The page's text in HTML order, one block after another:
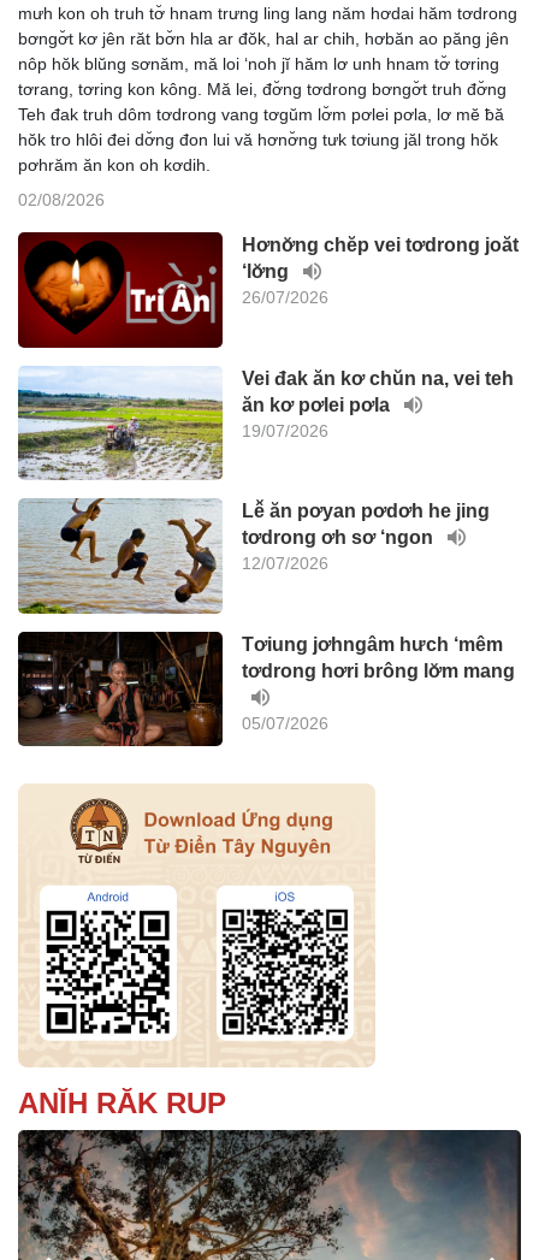
mưh kon oh truh tơ̆ hnam trưng ling lang năm hơdai hăm tơdrong
bơngơ̆t kơ jên răt bơ̆n hla ar đŏk, hal ar chih, hơbăn ao păng jên
nôp hŏk blŭng sơnăm, mă loi ‘noh jĭ hăm lơ unh hnam tơ̆ tơring
tơrang, tơring kon kông. Mă lei, đơ̆ng tơdrong bơngơ̆t truh đơ̆ng
Teh đak truh dôm tơdrong vang tơgŭm lơ̆m pơlei pơla, lơ mĕ ƀă
hŏk tro hlôi đei dơ̆ng đon lui vă hơnơ̆ng tưk tơiung jăl trong hŏk
pơhrăm ăn kon oh kơdih.
02/08/2026
Hơnơ̆ng chĕp vei tơdrong joăt
‘lơ̆ng
26/07/2026
Vei đak ăn kơ chŭn na, vei teh
ăn kơ pơlei pơla
19/07/2026
Lê̆ ăn pơyan pơdơh he jing
tơdrong ơh sơ ‘ngon
12/07/2026
Tơiung jơhngâm hưch ‘mêm
tơdrong hơri brông lơ̆m mang
05/07/2026
ANĬH RĂK RUP